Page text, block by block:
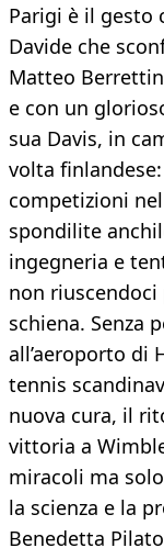
Parigi è il gesto
Davide che
Matteo
e con un
sua Davis, in
volta
competizioni
spondilite
ingegneria e
non
schiena. Senza
all’aeroporto di
tennis
nuova cura, il
vittoria a
miracoli ma
la scienza e la
Benedetta